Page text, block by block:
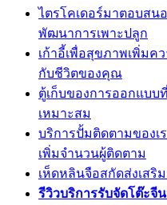
ไตรโคเดอร์มาตอบสน
พัฒนาการเพาะปลูก
เก้าอี้เพื่อสุขภาพเพิ่มค
กับชีวิตของคุณ
ตู้เก็บของการออกแบ
เหมาะสม
บริการปั้มติดตามของ
เพิ่มจำนวนผู้ติดตาม
เห็ดหลินจือสกัดส่งเสริ
รีวิวบริการรับจัดโต๊ะจี